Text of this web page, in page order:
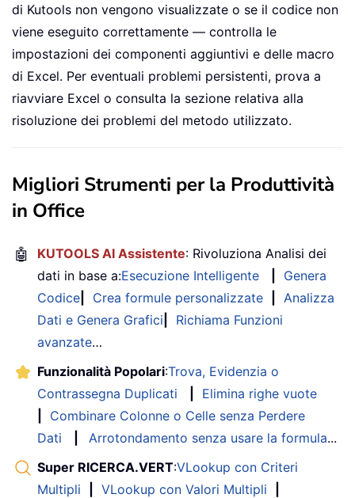
di Kutools non vengono visualizzate o se il codice non
viene eseguito correttamente — controlla le
impostazioni dei componenti aggiuntivi e delle macro
di Excel. Per eventuali problemi persistenti, prova a
riavviare Excel o consulta la sezione relativa alla
risoluzione dei problemi del metodo utilizzato.
Migliori Strumenti per la Produttività
in Office
🤖 KUTOOLS AI Assistente: Rivoluziona Analisi dei
dati in base a:Esecuzione Intelligente
Genera
Codice
Crea formule personalizzate
Analizza
Dati e Genera Grafici
Richiama Funzioni
avanzate…
Funzionalità Popolari:Trova, Evidenzia o
Contrassegna Duplicati
Elimina righe vuote
Combinare Colonne o Celle senza Perdere
Dati
Arrotondamento senza usare la formula...
Super RICERCA.VERT:VLookup con Criteri
Multipli
VLookup con Valori Multipli